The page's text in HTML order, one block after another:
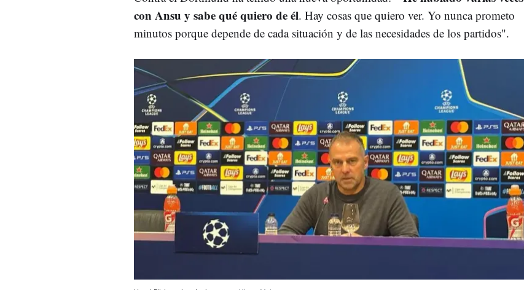
con Ansu y sabe qué quiero de él. Hay cosas que quiero ver. Yo nunca prometo
minutos porque depende de cada situación y de las necesidades de los partidos".